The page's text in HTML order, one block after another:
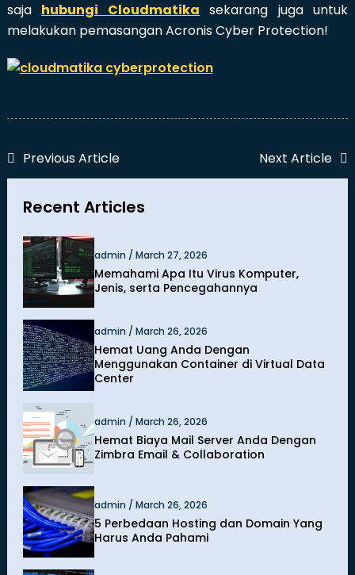
saja hubungi Cloudmatika sekarang juga untuk
melakukan pemasangan Acronis Cyber Protection!
Previous Article Next Article
Recent Articles
admin / March 27, 2026
Memahami Apa Itu Virus Komputer,
Jenis, serta Pencegahannya
admin / March 26, 2026
Hemat Uang Anda Dengan
Menggunakan Container di Virtual Data
Center
admin / March 26, 2026
Hemat Biaya Mail Server Anda Dengan
Zimbra Email & Collaboration
admin / March 26, 2026
5 Perbedaan Hosting dan Domain Yang
Harus Anda Pahami